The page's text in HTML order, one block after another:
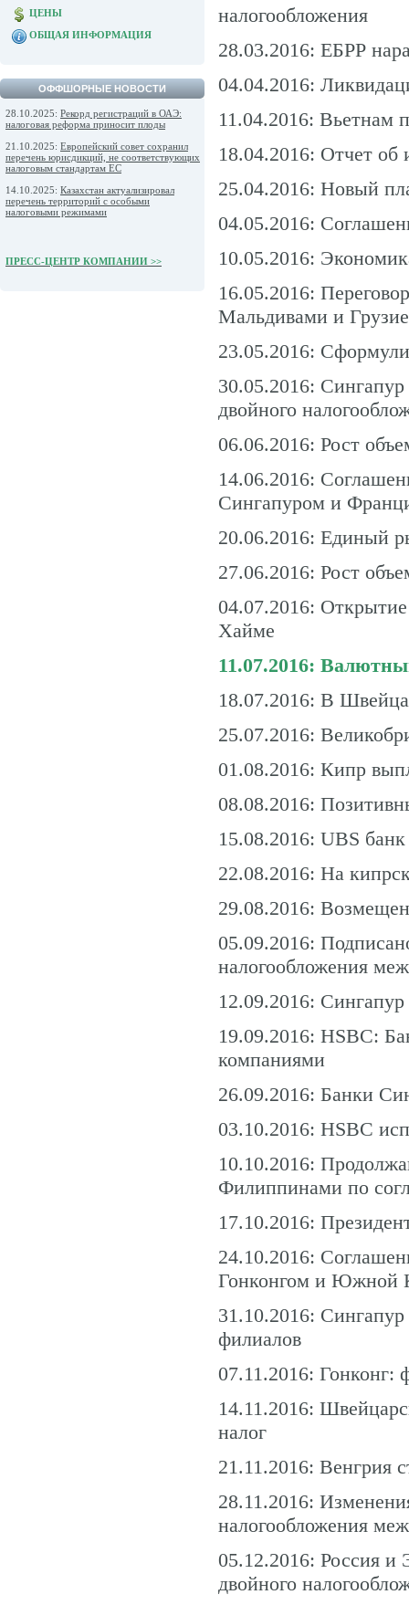
ЦЕНЫ
ОБЩАЯ ИНФОРМАЦИЯ
ОФФШОРНЫЕ НОВОСТИ
28.10.2025: Рекорд регистраций в ОАЭ:
налоговая реформа приносит плоды
21.10.2025: Европейский совет сохранил
перечень юрисдикций, не соответствующих
налоговым стандартам ЕС
14.10.2025: Казахстан актуализировал
перечень территорий с особыми
налоговыми режимами
ПРЕСС-ЦЕНТР КОМПАНИИ >>
налогообложения
28.03.2016: ЕБРР
04.04.2016:
11.04.2016: Вьетнам
18.04.2016: Отчет
25.04.2016: Новый
04.05.2016:
10.05.2016:
16.05.2016:
Мальдивами и
23.05.2016:
30.05.2016:
двойного
06.06.2016: Рост
14.06.2016:
Сингапуром и
20.06.2016: Единый
27.06.2016: Рост
04.07.2016: Открытие
Хайме
11.07.2016:
18.07.2016: В
25.07.2016:
01.08.2016: Кипр
08.08.2016:
15.08.2016: UBS
22.08.2016: На
29.08.2016:
05.09.2016:
налогообложения
12.09.2016:
19.09.2016: HSBC:
компаниями
26.09.2016: Банки
03.10.2016: HSBC
10.10.2016:
Филиппинами по
17.10.2016:
24.10.2016:
Гонконгом и Южной
31.10.2016:
филиалов
07.11.2016: Гонконг:
14.11.2016:
налог
21.11.2016: Венгрия
28.11.2016:
налогообложения
05.12.2016: Россия и
двойного